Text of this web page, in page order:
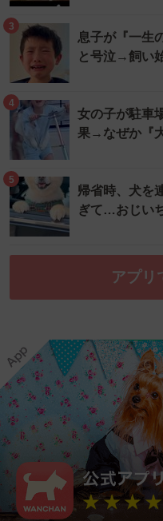
3
息子が『一生
と号泣→飼い
4
女の子が駐車
果→なぜか『
5
帰省時、犬を
ぎて…おじい
アプリ